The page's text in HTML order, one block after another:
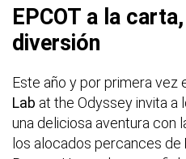
EPCOT a la
diversión
Este año y por primera vez
Lab at the Odyssey invita a
una deliciosa aventura con
los alocados percances de